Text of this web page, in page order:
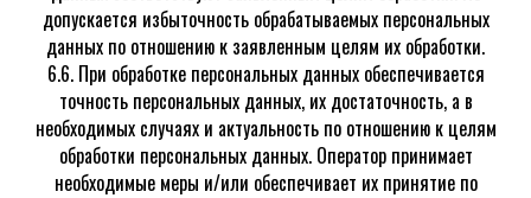
допускается избыточность обрабатываемых персональных
данных по отношению к заявленным целям их обработки.
6.6. При обработке персональных данных обеспечивается
точность персональных данных, их достаточность, а в
необходимых случаях и актуальность по отношению к целям
обработки персональных данных. Оператор принимает
необходимые меры и/или обеспечивает их принятие по